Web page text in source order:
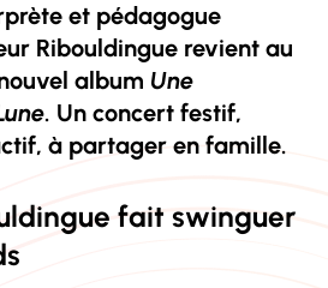
et pédagogue
Ribouldingue revient au
album Une
. Un concert festif,
à partager en famille.
fait swinguer